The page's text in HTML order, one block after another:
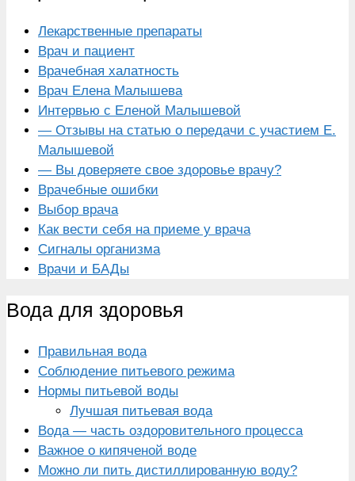
Лекарственные препараты
Врач и пациент
Врачебная халатность
Врач Елена Малышева
Интервью с Еленой Малышевой
— Отзывы на статью о передачи с участием Е.
Малышевой
— Вы доверяете свое здоровье врачу?
Врачебные ошибки
Выбор врача
Как вести себя на приеме у врача
Сигналы организма
Врачи и БАДы
Вода для здоровья
Правильная вода
Соблюдение питьевого режима
Нормы питьевой воды
Лучшая питьевая вода
Вода — часть оздоровительного процесса
Важное о кипяченой воде
Можно ли пить дистиллированную воду?